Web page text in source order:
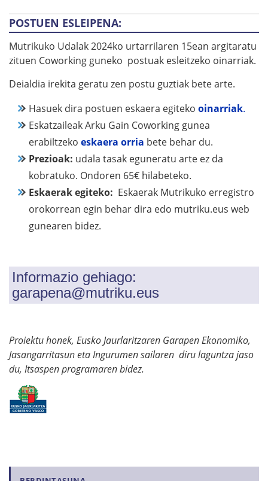
POSTUEN ESLEIPENA:
Mutrikuko Udalak 2024ko urtarrilaren 15ean argitaratu
zituen Coworking guneko postuak esleitzeko oinarriak.
Deialdia irekita geratu zen postu guztiak bete arte.
Hasuek dira postuen eskaera egiteko oinarriak.
Eskatzaileak Arku Gain Coworking gunea
erabiltzeko eskaera orria bete behar du.
Prezioak: udala tasak eguneratu arte ez da
kobratuko. Ondoren 65€ hilabeteko.
Eskaerak egiteko: Eskaerak Mutrikuko erregistro
orokorrean egin behar dira edo mutriku.eus web
gunearen bidez.
Informazio gehiago:
garapena@mutriku.eus
Proiektu honek, Eusko Jaurlaritzaren Garapen Ekonomiko,
Jasangarritasun eta Ingurumen sailaren diru laguntza jaso
du, Itsaspen programaren bidez.